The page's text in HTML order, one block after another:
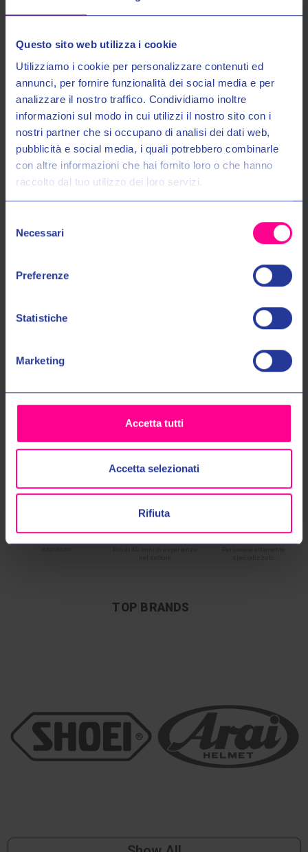
Questo sito web utilizza i cookie
Utilizziamo i cookie per personalizzare contenuti ed
annunci, per fornire funzionalità dei social media e per
analizzare il nostro traffico. Condividiamo inoltre
informazioni sul modo in cui utilizzi il nostro sito con i
nostri partner che si occupano di analisi dei dati web,
pubblicità e social media, i quali potrebbero combinarle
con altre informazioni che hai fornito loro o che hanno
raccolto dal tuo utilizzo dei loro servizi.
delNecessari
Preferenze
Statistiche
Marketing
Accetta tutti
Accetta selezionati
Rifiuta
Prodotti Simili
Stylmartin
€179,00
Stylmartin
€199,00
ESPERIENZA
DEDICATO
TOP BRANDS
Entra nel mondo Valeri Sport
Ricevi in anteprima novità, promozioni esclusive e uno
SCONTO DEL 10%sul tuo primo acquisto!
Email:
Autorizzo il trattamento dei miei dati personali nel modo e per gli
scopi indicati nell'Informativa sulla